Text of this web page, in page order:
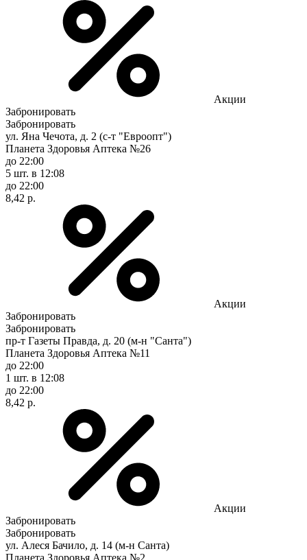
Акции
Забронировать
Забронировать
ул. Яна Чечота, д. 2 (с-т "Евроопт")
Планета Здоровья Аптека №26
до 22:00
5 шт. в 12:08
до 22:00
8,42 р.
Акции
Забронировать
Забронировать
пр-т Газеты Правда, д. 20 (м-н "Санта")
Планета Здоровья Аптека №11
до 22:00
1 шт. в 12:08
до 22:00
8,42 р.
Акции
Забронировать
Забронировать
ул. Алеся Бачило, д. 14 (м-н Санта)
Планета Здоровья Аптека №2